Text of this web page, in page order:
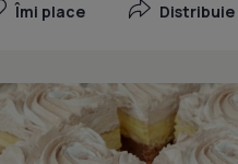
Îmi place Distribuie